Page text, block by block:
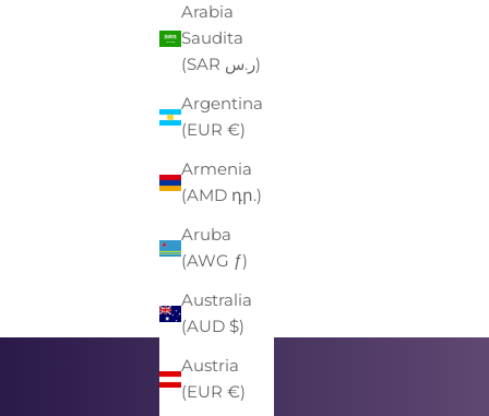
Arabia
Saudita
(SAR ر.س)
Argentina
(EUR €)
Armenia
(AMD դր.)
Aruba
(AWG ƒ)
Australia
(AUD $)
Austria
(EUR €)
EASTPAK
TROLLEY EASTPAK
PREZZO
€130,00-40%PREZZO SCONTATO
€78,00